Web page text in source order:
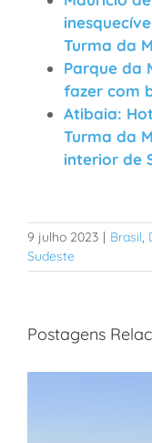
Turma da
Parque da
fazer com
Atibaia:
Turma da
interior de
9 julho 2023 | Brasil,
Sudeste
Postagens